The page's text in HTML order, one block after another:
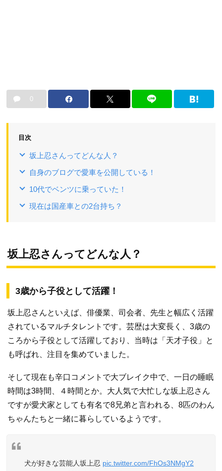
0
目次
坂上忍さんってどんな人？
自身のブログで愛車を公開している！
10代でベンツに乗っていた！
現在は国産車との2台持ち？
坂上忍さんってどんな人？
3歳から子役として活躍！
坂上忍さんといえば、俳優業、司会者、先生と幅広く活躍
されているマルチタレントです。芸歴は大変長く、3歳の
ころから子役として活躍しており、当時は「天才子役」と
も呼ばれ、注目を集めていました。
そして現在も辛口コメントで大ブレイク中で、一日の睡眠
時間は3時間、４時間とか。大人気で大忙しな坂上忍さん
ですが愛犬家としても有名で8兄弟と言われる、8匹のわん
ちゃんたちと一緒に暮らしているようです。
犬が好きな芸能人坂上忍 pic.twitter.com/FhOs3NMgY2